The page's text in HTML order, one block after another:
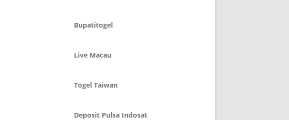
Bupatitogel
Live Macau
Togel Taiwan
Deposit Pulsa Indosat